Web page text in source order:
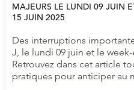
MAJEURS LE LUNDI 09 JUIN
15 JUIN 2025
Des interruptions
J, le lundi 09 juin et le
Retrouvez dans cet article
pratiques pour anticiper au